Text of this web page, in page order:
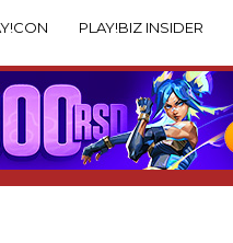
PLAY!BIZ INSIDER